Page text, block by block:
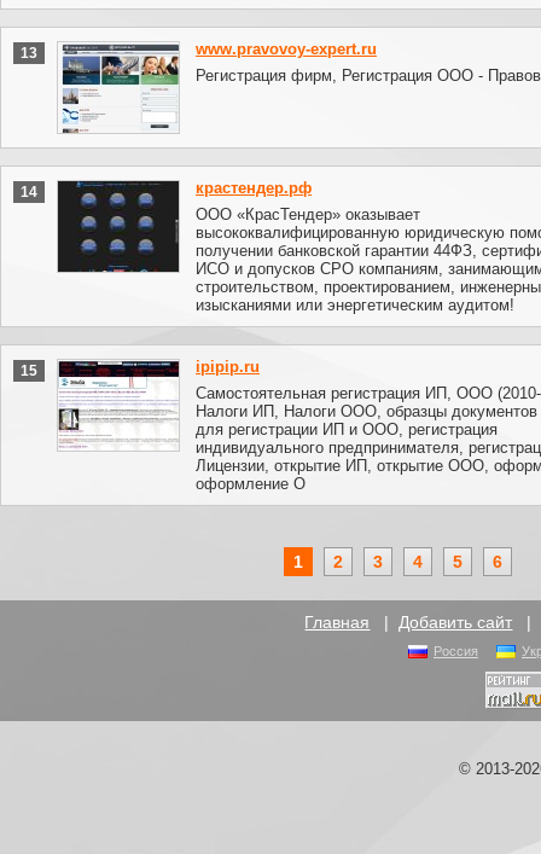
13
www.pravovoy-expert.ru
Регистрация фирм, Регистрация ООО -
14
крастендер.рф
ООО «КрасТендер» оказывает
высококвалифицированную юридическую
получении банковской гарантии 44ФЗ,
ИСО и допусков СРО компаниям,
строительством, проектированием,
изысканиями или энергетическим аудитом!
15
ipipip.ru
Самостоятельная регистрация ИП, ООО
Налоги ИП, Налоги ООО, образцы документов
для регистрации ИП и ООО, регистрация
индивидуального предпринимателя,
Лицензии, открытие ИП, открытие ООО,
оформление О
1 2 3 4 5 6
Главная | Добавить сайт |
Россия
© 2013-